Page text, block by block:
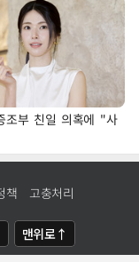
조부 친일 의혹에 "사
책 고충처리
맨위로↑